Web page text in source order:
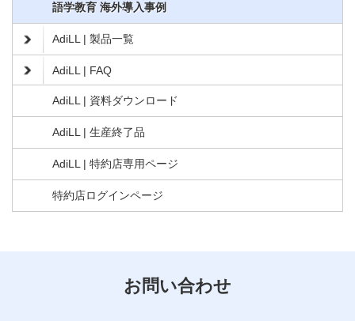
語学教育 海外導入事例
AdiLL | 製品一覧
AdiLL | FAQ
AdiLL | 資料ダウンロード
AdiLL | 生産終了品
AdiLL | 特約店専用ページ
特約店ログインページ
お問い合わせ